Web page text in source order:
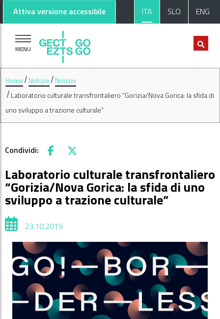
Vai al contenuto principale
Vai al footer
Attiva versione accessibile ITA SLO ENG
MENU
Home Notizie
Notizie
Laboratorio culturale transfrontaliero “Gorizia/Nova Gorica: la sfida di
uno sviluppo a trazione culturale”
Condividi: Facebook
X
Laboratorio culturale transfrontaliero
“Gorizia/Nova Gorica: la sfida di uno
sviluppo a trazione culturale”
23.10.2019